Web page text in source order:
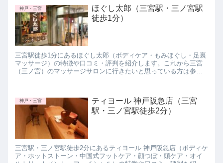
神戸・三宮
ほぐし太郎（三宮駅・三ノ宮駅
徒歩1分）
三宮駅徒歩1分にあるほぐし太郎（ボディケア・もみほぐし・足裏
マッサージ）の特徴や口コミ・評判を紹介します。これから三宮
（三ノ宮）のマッサージサロンに行きたいと思っている方は参考
神戸・三宮
ティヨール 神戸阪急店（三宮
駅・三ノ宮駅徒歩2分）
三宮駅・三ノ宮駅徒歩2分にあるティヨール 神戸阪急店（ボディケ
ア・ホットストーン・中国式フットケア・顔つぼ・頭ケア・オイ